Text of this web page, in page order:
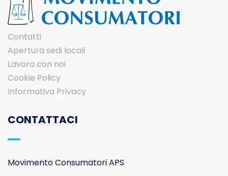
Contatti
Apertura sedi locali
Lavora con noi
Cookie Policy
Informativa Privacy
CONTATTACI
Movimento Consumatori APS